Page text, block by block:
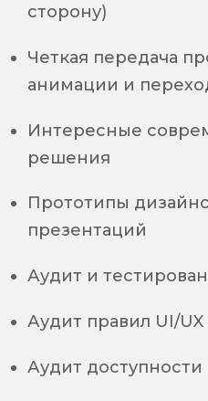
сторону)
Четкая передача
анимации и
Интересные
решения
Прототипы
презентаций
Аудит и
Аудит правил UI/UX
Аудит доступности